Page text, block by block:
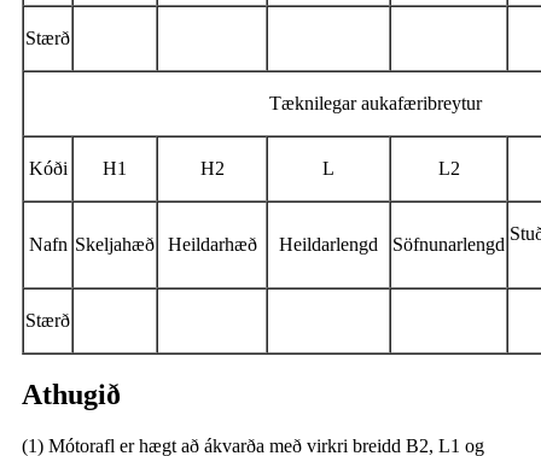
Stærð
Tæknilegar aukafæribreytur
Kóði H1 H2 L L2
Nafn Skeljahæð Heildarhæð Heildarlengd Söfnunarlengd
Stærð
Athugið
(1) Mótorafl er hægt að ákvarða með virkri breidd B2, L1 og